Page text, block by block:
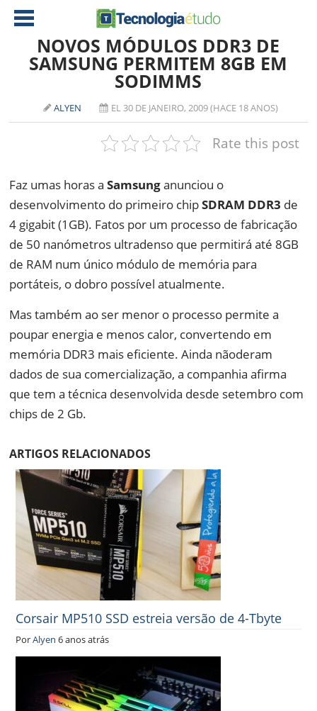
NVIDIA
NOTEBOOKS
TABLETS
NOKIA
DOWNLOADS
NOVOS MÓDULOS DDR3 DE
SAMSUNG PERMITEM 8GB EM
SODIMMS
ALYEN EL 30 DE JANEIRO, 2009 (HACE 18 ANOS)
Rate this post
Faz umas horas aSamsunganunciou o
desenvolvimento do primeiro chipSDRAM DDR3 de
4 gigabit (1GB). Fatos por um processo de fabricação
de 50 nanómetros ultradenso que permitirá até 8GB
de RAM num único módulo de memória para
portáteis, o dobro possível atualmente.
Mas também ao ser menor o processo permite a
poupar energia e menos calor, convertendo em
memória DDR3 mais eficiente.Ainda nãoderam
dados de sua comercialização, a companhia afirma
que tem a técnica desenvolvida desde setembro com
chips de 2 Gb.
ARTIGOS RELACIONADOS
Corsair MP510 SSD estreia versão de 4-Tbyte
PorAlyen 6 anos atrás